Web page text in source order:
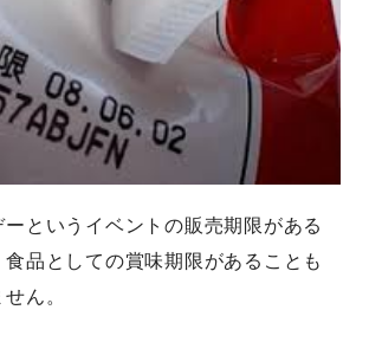
というイベントの販売期限がある
品としての賞味期限があることも
ん。